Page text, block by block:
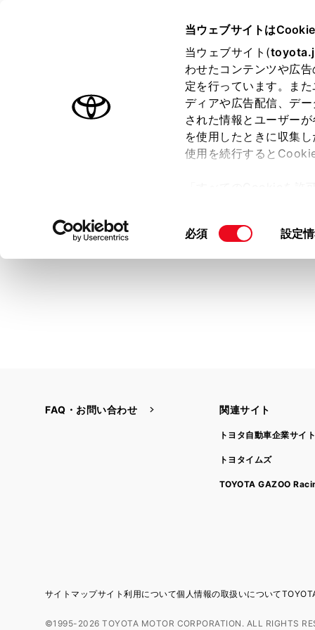
当ウェブサイトは
当ウェブサイト(
わせたコンテンツや広
定を行っています。ま
ディアや広告配信、デ
された情報とユーザー
を使用したときに収集
使用を続行すると
て」をご覧ください。
同
必須 設定
オーナーサポート トピックス
トヨタ認定中古車
トヨタ認定中古車の魅力 3つの買
FAQ・お問い合わせ 関連サイト
トヨタ自動車企業サイ
トヨタイムズ
TOYOTA GAZOO
サイトマップサイト利用について個人情報の取扱いについて
©1995-2026 TOYOTA MOTOR CORPORATION. ALL RIGHTS